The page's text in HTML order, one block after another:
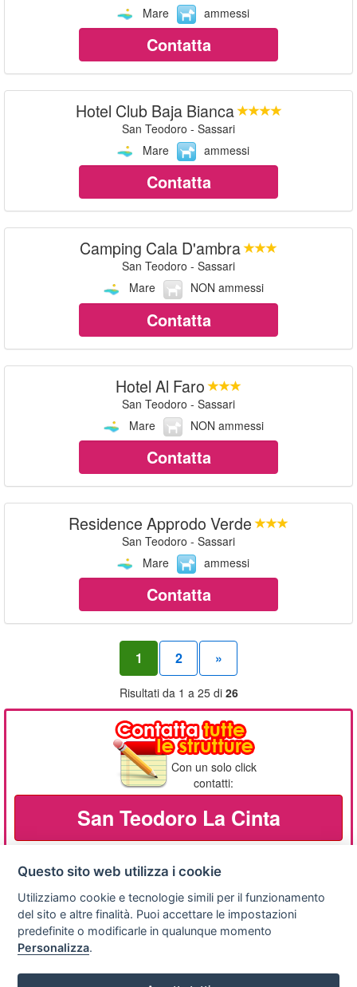
Mare
ammessi
Contatta
Hotel Club Baja Bianca
San Teodoro - Sassari
Mare
ammessi
Contatta
Camping Cala D'ambra
San Teodoro - Sassari
Mare
NON ammessi
Contatta
Hotel Al Faro
San Teodoro - Sassari
Mare
NON ammessi
Contatta
Residence Approdo Verde
San Teodoro - Sassari
Mare
ammessi
Contatta
1 2 »
Risultati da 1 a 25 di 26
Con un solo click
contatti:
San Teodoro La Cinta
Privacy
policy
Avviso
legale
Scrivici
Questo sito web utilizza i cookie
Utilizziamo cookie e tecnologie simili per il funzionamento
del sito e altre finalità. Puoi accettare le impostazioni
predefinite o modificarle in qualunque momento
Personalizza.